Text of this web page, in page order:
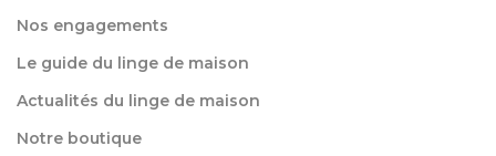
Nos engagements
Le guide du linge de maison
Actualités du linge de maison
Notre boutique